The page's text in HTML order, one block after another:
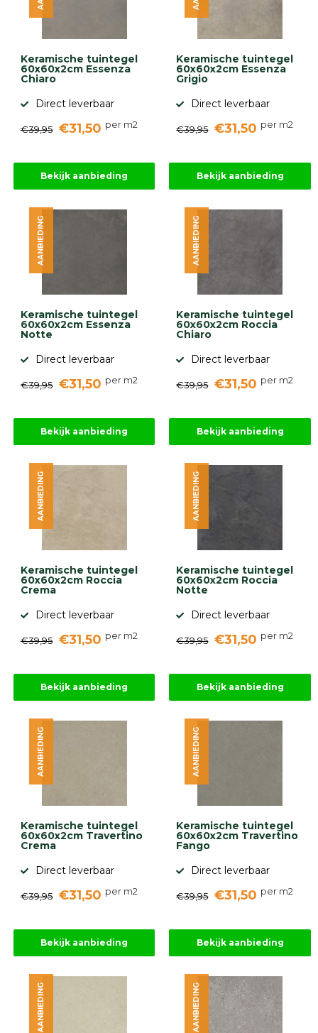
Keramische tuintegel
60x60x2cm Essenza
Chiaro
Direct leverbaar
€39,95 €31,50 per m2
Bekijk aanbieding
Keramische tuintegel
60x60x2cm Essenza
Grigio
Direct leverbaar
€39,95 €31,50 per m2
Bekijk aanbieding
Keramische tuintegel
60x60x2cm Essenza
Notte
Direct leverbaar
€39,95 €31,50 per m2
AANBIEDING
Bekijk aanbieding
Keramische tuintegel
60x60x2cm Roccia
Chiaro
Direct leverbaar
€39,95 €31,50 per m2
AANBIEDING
Bekijk aanbieding
Keramische tuintegel
60x60x2cm Roccia
Crema
Direct leverbaar
€39,95 €31,50 per m2
AANBIEDING
Bekijk aanbieding
Keramische tuintegel
60x60x2cm Roccia
Notte
Direct leverbaar
€39,95 €31,50 per m2
AANBIEDING
Bekijk aanbieding
Keramische tuintegel
60x60x2cm Travertino
Crema
Direct leverbaar
€39,95 €31,50 per m2
AANBIEDING
Bekijk aanbieding
Keramische tuintegel
60x60x2cm Travertino
Fango
Direct leverbaar
€39,95 €31,50 per m2
AANBIEDING
Bekijk aanbieding
AANBIEDING AANBIEDING